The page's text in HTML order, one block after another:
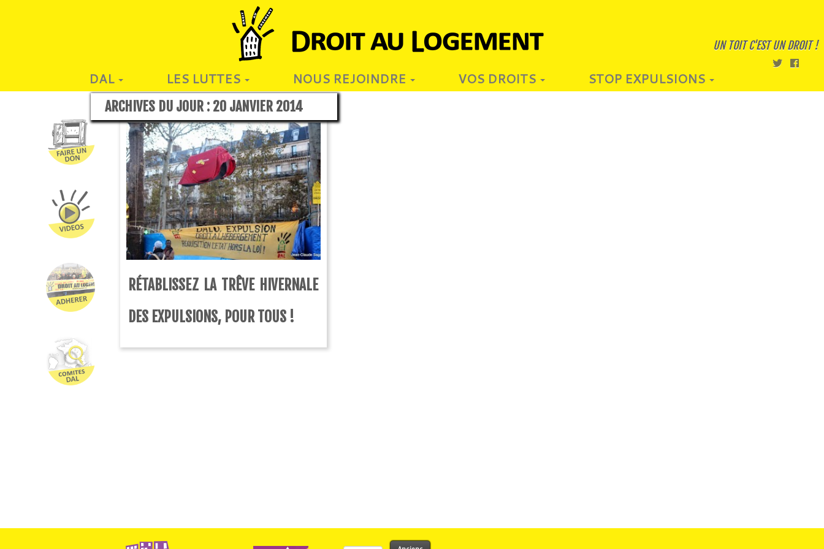
UN TOIT C'EST UN DROIT !
DAL LES LUTTES NOUS REJOINDRE VOS DROITS STOP EXPULSIONS
ARCHIVES DU JOUR : 20 JANVIER 2014
RÉTABLISSEZ LA TRÊVE HIVERNALE
DES EXPULSIONS, POUR TOUS !